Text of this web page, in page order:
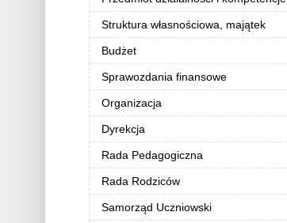
Struktura własnościowa, majątek
Budżet
Sprawozdania finansowe
Organizacja
Dyrekcja
Rada Pedagogiczna
Rada Rodziców
Samorząd Uczniowski